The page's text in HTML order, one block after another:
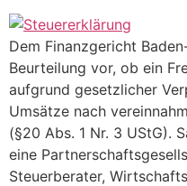
Dem Finanzgericht
Beurteilung vor, ob ein
aufgrund gesetzlicher
Umsätze nach
(§20 Abs. 1 Nr. 3 UStG).
eine
Steuerberater,